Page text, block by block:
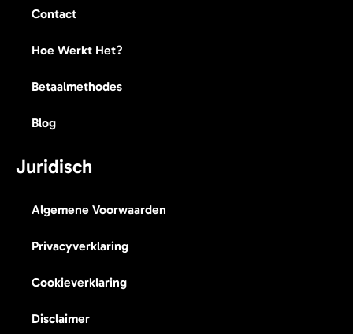
Contact
Hoe Werkt Het?
Betaalmethodes
Blog
Juridisch
Algemene Voorwaarden
Privacyverklaring
Cookieverklaring
Disclaimer